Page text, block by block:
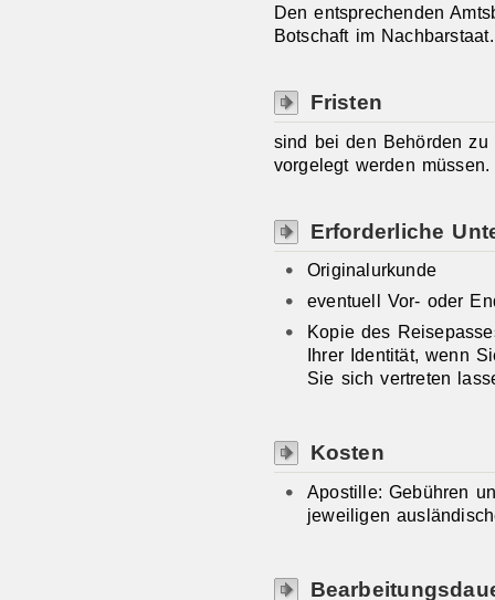
Den entsprechenden
Botschaft im Nachbarstaat.
Fristen
sind bei den Behörden
vorgelegt werden müssen.
Erforderliche
Originalurkunde
eventuell Vor- oder
Kopie des
Ihrer Identität, wenn
Sie sich vertreten
Kosten
Apostille: Gebühren
jeweiligen